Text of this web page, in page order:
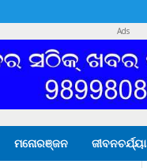
Ads
ମନୋରଞ୍ଜନ ଜୀବନଚର୍ଯ୍ୟା